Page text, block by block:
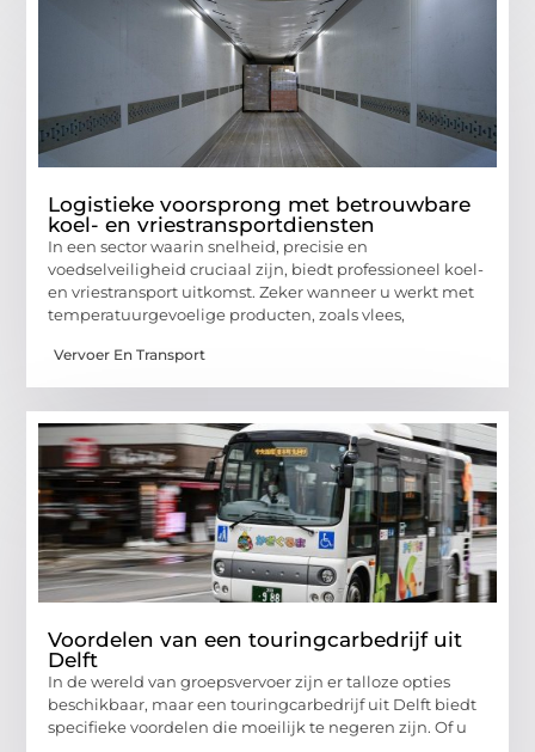
Logistieke voorsprong met betrouwbare
koel- en vriestransportdiensten
In een sector waarin snelheid, precisie en
voedselveiligheid cruciaal zijn, biedt professioneel koel-
en vriestransport uitkomst. Zeker wanneer u werkt met
temperatuurgevoelige producten, zoals vlees,
Vervoer En Transport
Voordelen van een touringcarbedrijf uit
Delft
In de wereld van groepsvervoer zijn er talloze opties
beschikbaar, maar een touringcarbedrijf uit Delft biedt
specifieke voordelen die moeilijk te negeren zijn. Of u